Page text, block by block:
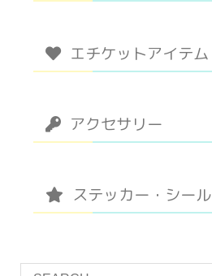
エチケットアイテム
アクセサリー
ステッカー・シール